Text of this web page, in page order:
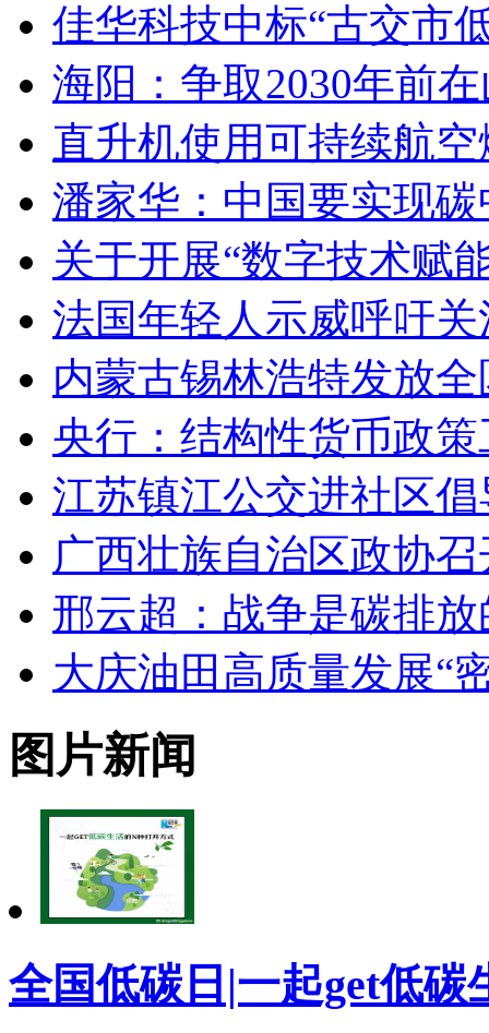
佳华科技中标“古交市
海阳：争取2030年前
直升机使用可持续航
潘家华：中国要实现
关于开展“数字技术赋
法国年轻人示威呼吁
内蒙古锡林浩特发放
央行：结构性货币政
江苏镇江公交进社区
广西壮族自治区政协
邢云超：战争是碳排
大庆油田高质量发展“
图片新闻
全国低碳日|一起get低碳